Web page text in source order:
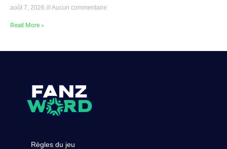
août 7, 2026 Aucun commentaire
Read More »
Règles du jeu